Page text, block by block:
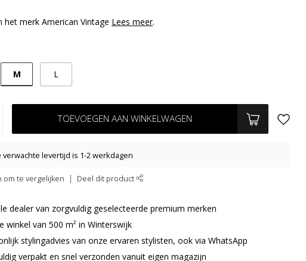
het merk American Vintage Lees meer.
M L
TOEVOEGEN AAN WINKELWAGEN
verwachte levertijd is 1-2 werkdagen
om te vergelijken Deel dit product
dealer van zorgvuldig geselecteerde premium merken
winkel van 500 m² in Winterswijk
stylingadvies van onze ervaren stylisten, ook via WhatsApp
verpakt en snel verzonden vanuit eigen magazijn